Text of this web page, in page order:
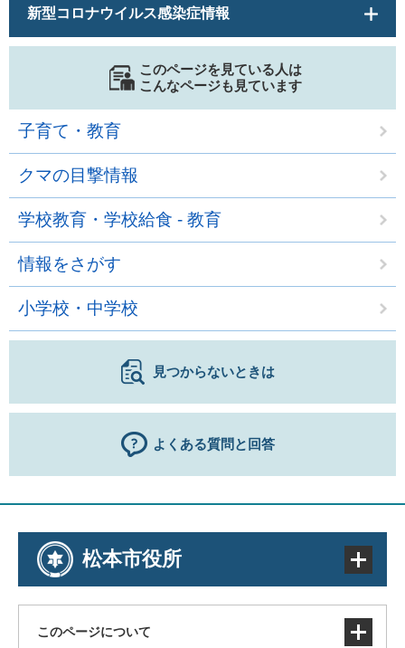
新型コロナウイルス感染症情報
このページを見ている人は
こんなページも見ています
子育て・教育
クマの目撃情報
学校教育・学校給食 - 教育
情報をさがす
小学校・中学校
見つからないときは
よくある質問と回答
松本市役所
このページについて